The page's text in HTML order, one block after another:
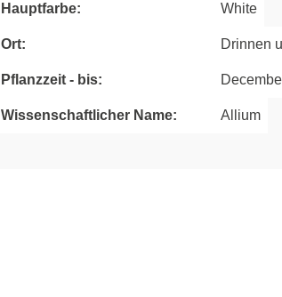
Hauptfarbe: White
Ort: Drinnen
Pflanzzeit - bis:
Wissenschaftlicher Name: Allium